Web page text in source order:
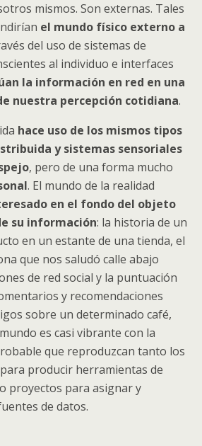
mismos. Son externas. Tales
el mundo físico externo a
del uso de sistemas de
al individuo e interfaces
la información en red en una
nuestra percepción cotidiana.
hace uso de los mismos tipos
y sistemas sensoriales
, pero de una forma mucho
. El mundo de la realidad
en el fondo del objeto
su información: la historia de un
en un estante de una tienda, el
que nos saludó calle abajo
de red social y la puntuación
y recomendaciones
sobre un determinado café,
es casi vibrante con la
que reproduzcan tanto los
producir herramientas de
proyectos para asignar y
de datos.